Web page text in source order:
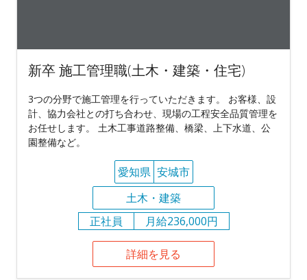
新卒 施工管理職(土木・建築・住宅)
3つの分野で施工管理を行っていただきます。 お客様、設
計、協力会社との打ち合わせ、現場の工程安全品質管理を
お任せします。 土木工事道路整備、橋梁、上下水道、公
園整備など。
愛知県 安城市
土木・建築
正社員
月給236,000円
詳細を見る